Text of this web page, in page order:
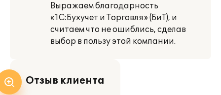
Выражаем благодарность
«1С:Бухучет и Торговля» (БиТ), и
считаем что не ошиблись, сделав
выбор в пользу этой компании.
Отзыв клиента